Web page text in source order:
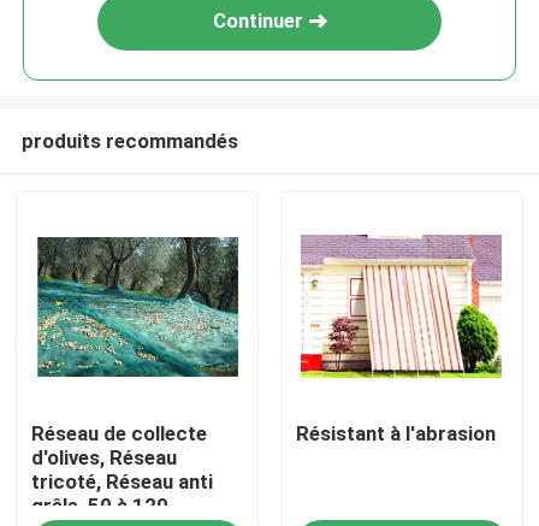
Aperçu
Continuer
produits recommandés
Réseau de collecte
d'olives, Réseau
tricoté, Réseau anti
grêle, 50 à 120
Résistant à l'abrasion